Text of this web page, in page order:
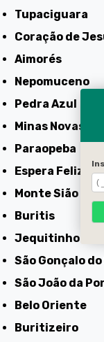
Tupaciguara
Coração de
Aimorés
Nepomuceno
Pedra Azul
Minas Novas
Paraopeba
Espera Feliz
Monte Sião
Buritis
Jequitinhonha
São Gonçalo
São João da
Belo Oriente
Buritizeiro